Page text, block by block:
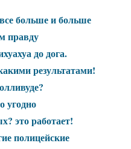
больше и больше
правду
до дога.
результатами!
угодно
это работает!
полицейские